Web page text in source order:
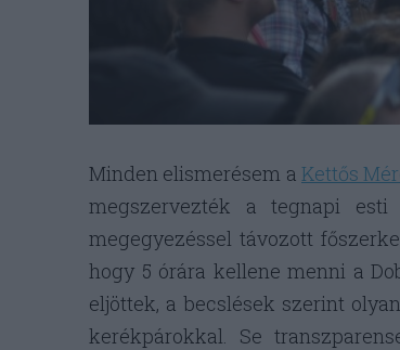
Minden elismerésem a Kettős
megszervezték a tegnapi
megegyezéssel távozott
hogy 5 órára kellene menni a
eljöttek, a becslések szerint
kerékpárokkal. Se